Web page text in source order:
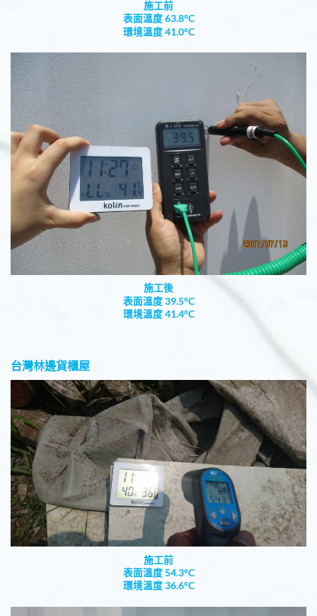
施工前
表面溫度 63.8°C
環境溫度 41.0°C
施工後
表面溫度 39.5°C
環境溫度 41.4°C
台灣林邊貨櫃屋
施工前
表面溫度 54.3°C
環境溫度 36.6°C